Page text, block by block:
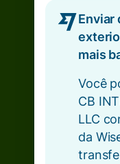
Enviar
mais
Você
CB
LLC
da